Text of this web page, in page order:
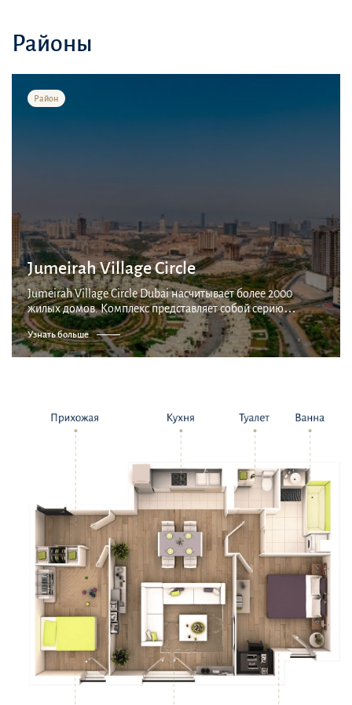
Районы
Район
Jumeirah Village Circle
Jumeirah Village Circle Dubai насчитывает более 2000
жилых домов. Комплекс представляет собой серию
деревень, соединенных парками и каналами, со
множеством квартир, вилл и таунхаусов. Большинство
жилы...
Узнать больше